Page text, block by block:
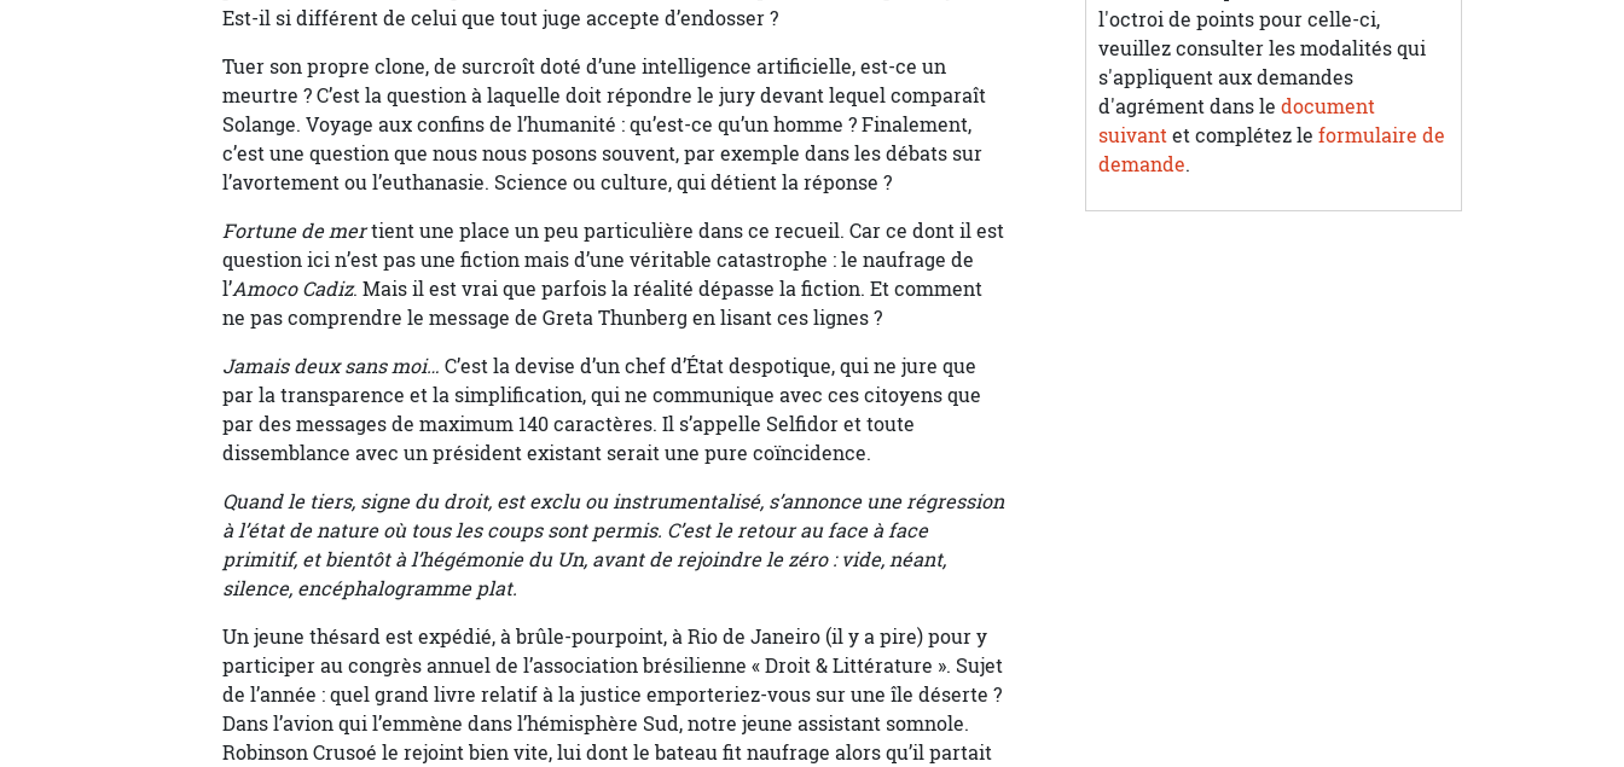
Est-il si différent de celui que tout juge accepte d’endosser ?
Tuer son propre clone, de surcroît doté d’une intelligence artificielle, est-ce un
meurtre ? C’est la question à laquelle doit répondre le jury devant lequel comparaît
Solange. Voyage aux confins de l’humanité : qu’est-ce qu’un homme ? Finalement,
c’est une question que nous nous posons souvent, par exemple dans les débats sur
l’avortement ou l’euthanasie. Science ou culture, qui détient la réponse ?
Fortune de mertient une place un peu particulière dans ce recueil. Car ce dont il est
question ici n’est pas une fiction mais d’une véritable catastrophe : le naufrage de
l’Amoco Cadiz. Mais il est vrai que parfois la réalité dépasse la fiction. Et comment
ne pas comprendre le message de Greta Thunberg en lisant ces lignes ?
Jamais deux sans moi… C’est la devise d’un chef d’État despotique, qui ne jure que
par la transparence et la simplification, qui ne communique avec ces citoyens que
par des messages de maximum 140 caractères. Il s’appelle Selfidor et toute
dissemblance avec un président existant serait une pure coïncidence.
Quand le tiers, signe du droit, est exclu ou instrumentalisé, s’annonce une régression
à l’état de nature où tous les coups sont permis. C’est le retour au face à face
primitif, et bientôt à l’hégémonie du Un, avant de rejoindre le zéro : vide, néant,
silence, encéphalogramme plat.
Un jeune thésard est expédié, à brûle-pourpoint, à Rio de Janeiro (il y a pire) pour y
participer au congrès annuel de l’association brésilienne « Droit & Littérature ». Sujet
de l’année : quel grand livre relatif à la justice emporteriez-vous sur une île déserte ?
Dans l’avion qui l’emmène dans l’hémisphère Sud, notre jeune assistant somnole.
Robinson Crusoé le rejoint bien vite, lui dont le bateau fit naufrage alors qu’il partait
l'octroi de points pour celle-ci,
veuillez consulter les modalités qui
s'appliquent aux demandes
d'agrément dans ledocument
suivantet complétez leformulaire de
demande.